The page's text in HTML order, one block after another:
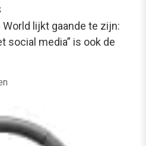
lijkt gaande te zijn:
social media” is ook de